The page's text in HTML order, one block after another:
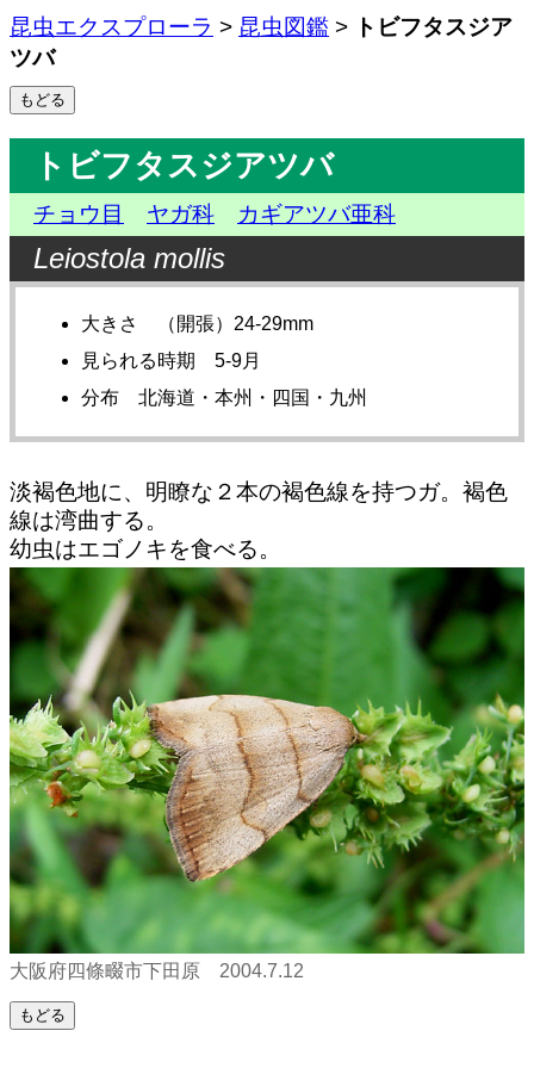
昆虫エクスプローラ > 昆虫図鑑 >
トビフタスジア
ツバ
トビフタスジアツバ
チョウ目 ヤガ科 カギアツバ亜科
Leiostola mollis
大きさ （開張）24-29mm
見られる時期 5-9月
分布 北海道・本州・四国・九州
淡褐色地に、明瞭な２本の褐色線を持つガ。褐色
線は湾曲する。
幼虫はエゴノキを食べる。
大阪府四條畷市下田原 2004.7.12